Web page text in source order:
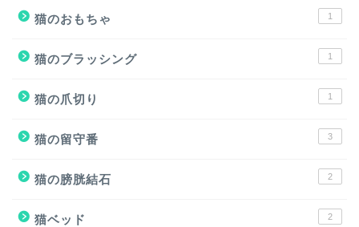
猫のおもちゃ 1
猫のブラッシング 1
猫の爪切り 1
猫の留守番 3
猫の膀胱結石 2
猫ベッド 2